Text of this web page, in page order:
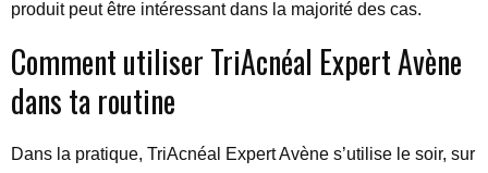
produit peut être intéressant dans la majorité des cas.
Comment utiliser TriAcnéal Expert Avène
dans ta routine
Dans la pratique, TriAcnéal Expert Avène s’utilise le soir, sur